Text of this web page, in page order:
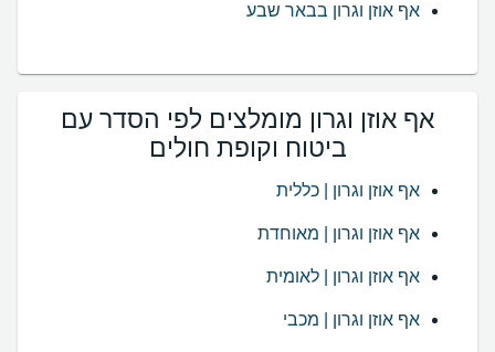
אף אוזן וגרון בבאר שבע
אף אוזן וגרון מומלצים לפי הסדר עם
ביטוח וקופת חולים
אף אוזן וגרון | כללית
אף אוזן וגרון | מאוחדת
אף אוזן וגרון | לאומית
אף אוזן וגרון | מכבי